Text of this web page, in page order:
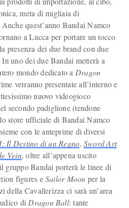
meta di migliaia di
quest’anno Bandai Namco
a Lucca per portare un tocco
presenza dei due brand con due
uno dei due Bandai metterà a
mondo dedicato a Dragon
verranno presentate all’interno e
nuovo videogioco
secondo padiglione (tendone
store ufficiale di Bandai Namco
con le anteprime di diversi
Il Destino di un Regno, Sword Art
Vein, oltre all’appena uscito
gruppo Bandai porterà le linee di
figures eSailor Moon per la
della Cavallerizza ci sarà un’area
di Dragon Ball: tante